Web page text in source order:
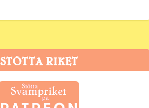
STÖTTA RIKET